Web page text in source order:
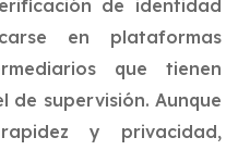
de identidad
en plataformas
que tienen
de supervisión. Aunque
y privacidad,